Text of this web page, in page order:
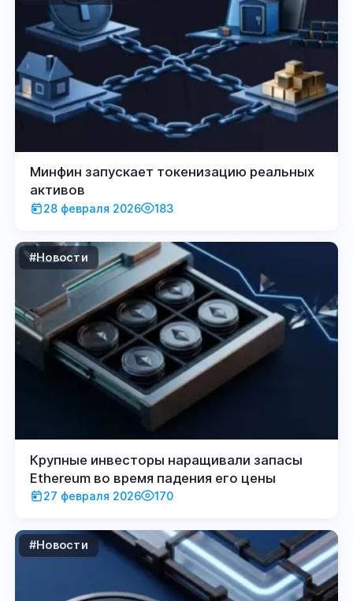
28 февраля 2026 183
Минфин запускает токенизацию реальных
активов
#Новости
27 февраля 2026 170
Крупные инвесторы наращивали запасы
Ethereum во время падения его цены
#Новости